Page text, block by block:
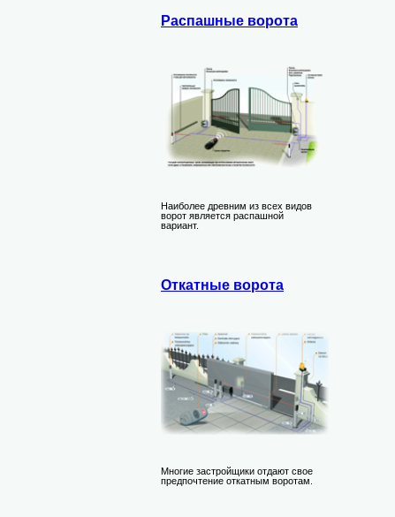
Распашные ворота
Наиболее древним из всех видов
ворот является распашной
вариант.
Откатные ворота
Многие застройщики отдают свое
предпочтение откатным воротам.